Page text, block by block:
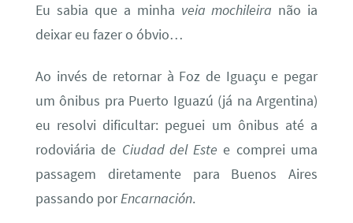
Eu sabia que a minha veia mochileira não ia
deixar eu fazer o óbvio…
Ao invés de retornar à Foz de Iguaçu e pegar
um ônibus pra Puerto Iguazú (já na Argentina)
eu resolvi dificultar: peguei um ônibus até a
rodoviária de Ciudad del Este e comprei uma
passagem diretamente para Buenos Aires
passando porEncarnación.